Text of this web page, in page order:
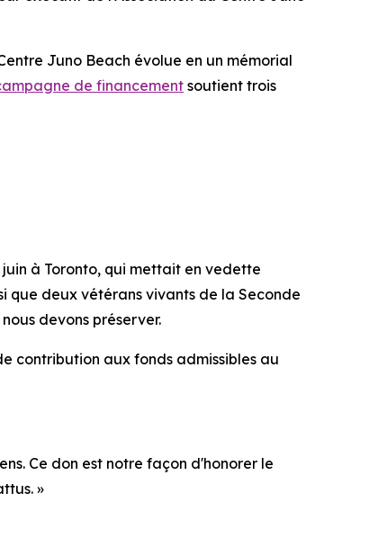
Juno Beach évolue en un mémorial
de financement soutient trois
juin à Toronto, qui mettait en vedette
que deux vétérans vivants de la Seconde
devons préserver.
contribution aux fonds admissibles au
Ce don est notre façon d'honorer le
»